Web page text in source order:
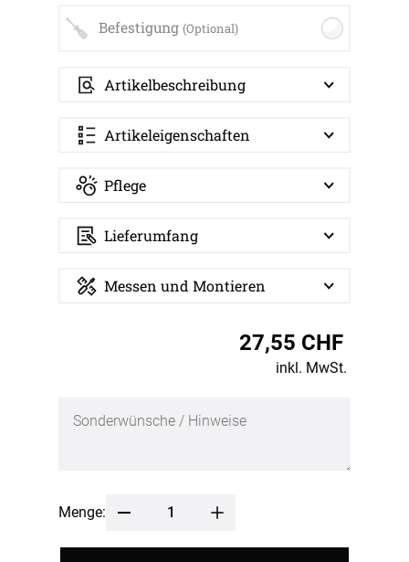
Befestigung (Optional)
Artikelbeschreibung
Artikeleigenschaften
Pflege
Lieferumfang
Messen und Montieren
27,55 CHF
inkl. MwSt.
Menge: